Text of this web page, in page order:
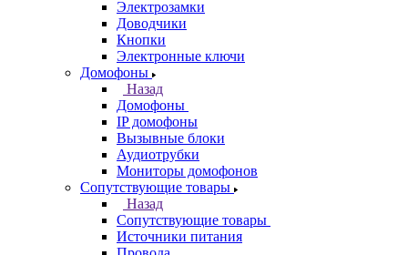
Электрозамки
Доводчики
Кнопки
Электронные ключи
Домофоны
Назад
Домофоны
IP домофоны
Вызывные блоки
Аудиотрубки
Мониторы домофонов
Сопутствующие товары
Назад
Сопутствующие товары
Источники питания